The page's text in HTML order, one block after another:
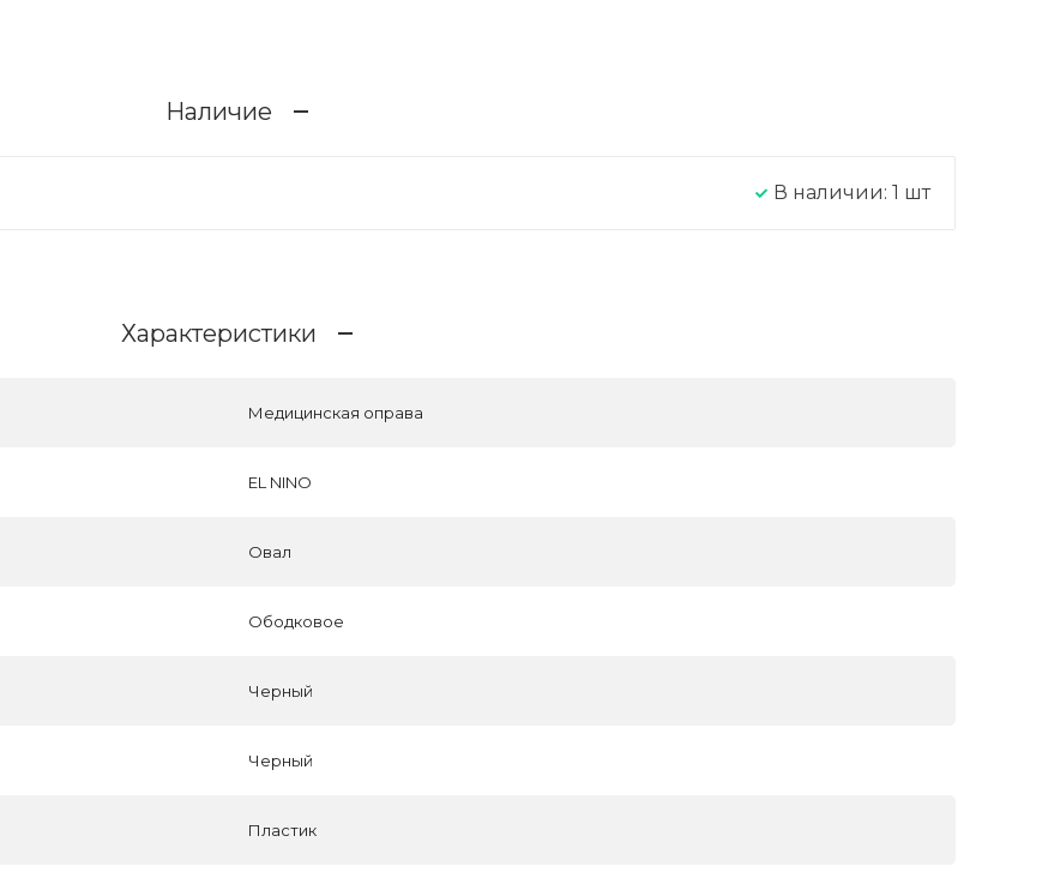
Наличие
В наличии: 1 шт
Характеристики
Медицинская оправа
EL NINO
Овал
Ободковое
Черный
Черный
Пластик